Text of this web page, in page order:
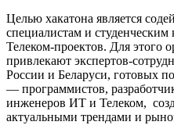
Целью хакатона является
специалистам и
Телеком-проектов. Для этого
привлекают экспертов-
России и Беларуси, готовых
— программистов,
инженеров ИТ и Телеком,
актуальными трендами и